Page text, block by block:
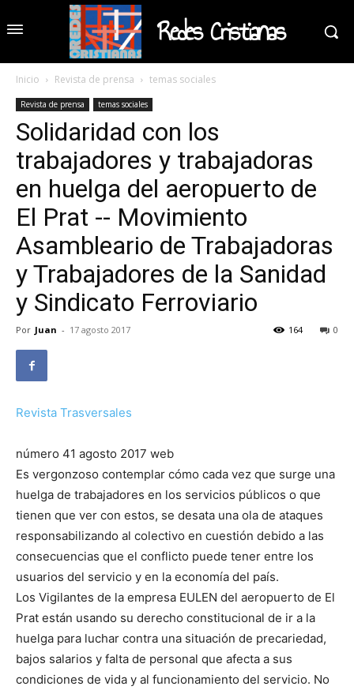
Redes Cristianas
Inicio Revista de prensa temas sociales
Revista de prensa temas sociales
Solidaridad con los
trabajadores y trabajadoras
en huelga del aeropuerto de
El Prat -- Movimiento
Asambleario de Trabajadoras
y Trabajadores de la Sanidad
y Sindicato Ferroviario
Por Juan - 17 agosto 2017 0
164
Revista Trasversales
número 41 agosto 2017 web
Es vergonzoso contemplar cómo cada vez que surge una
huelga de trabajadores en los servicios públicos o que
tienen que ver con estos, se desata una ola de ataques
responsabilizando al colectivo en cuestión debido a las
consecuencias que el conflicto puede tener entre los
usuarios del servicio y en la economía del país.
Los Vigilantes de la empresa EULEN del aeropuerto de El
Prat están usando su derecho constitucional de ir a la
huelga para luchar contra una situación de precariedad,
bajos salarios y falta de personal que afecta a sus
condiciones de vida y al funcionamiento del servicio. No